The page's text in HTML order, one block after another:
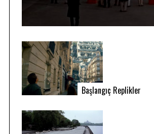
Başlangıç Replikler